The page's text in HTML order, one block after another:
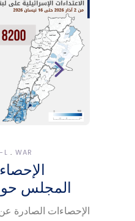
L WAR
المجلس
الإحصاءات الصادرة